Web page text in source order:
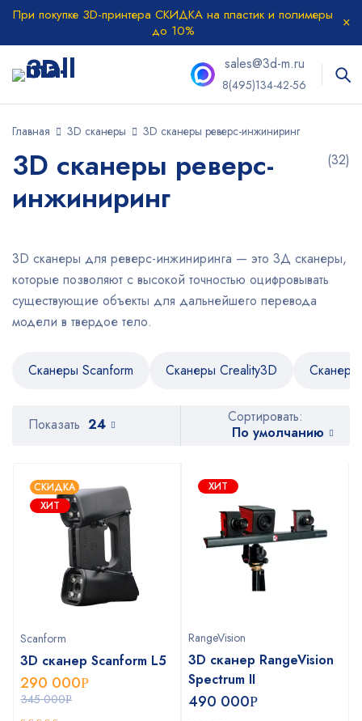
При покупке 3D-принтера СКИДКА на пластик и полимеры
до 10%
sales@3d-m.ru
8(495)134-42-56
Главная 3D сканеры 3D сканеры реверс-инжиниринг
3D сканеры реверс-
инжиниринг
(32)
3D сканеры для реверс-инжиниринга — это 3Д сканеры,
которые позволяют с высокой точностью оцифровывать
существующие объекты для дальнейшего перевода
модели в твердое тело.
Сканеры Scanform Сканеры Creality3D
Сортировать:
По умолчанию
Показать 24
СКИДКА
ХИТ
Scanform
3D сканер Scanform L5
345 000Р
290 000Р
ХИТ
RangeVision
3D сканер RangeVision
Spectrum II
490 000Р